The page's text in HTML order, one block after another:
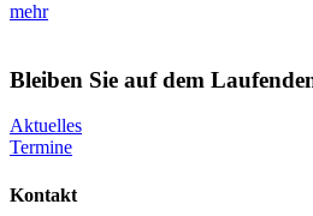
mehr
Bleiben Sie auf dem
Aktuelles
Termine
Kontakt